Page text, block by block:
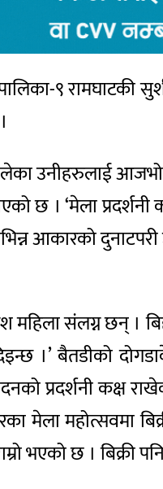
९ रामघाटकी
उनीहरुलाई
छ । ‘मेला
आकारको
महिला संलग्न छन्
।’ बैतडीको
प्रदर्शनी कक्ष
मेला महोत्सवमा
भएको छ । बिक्री